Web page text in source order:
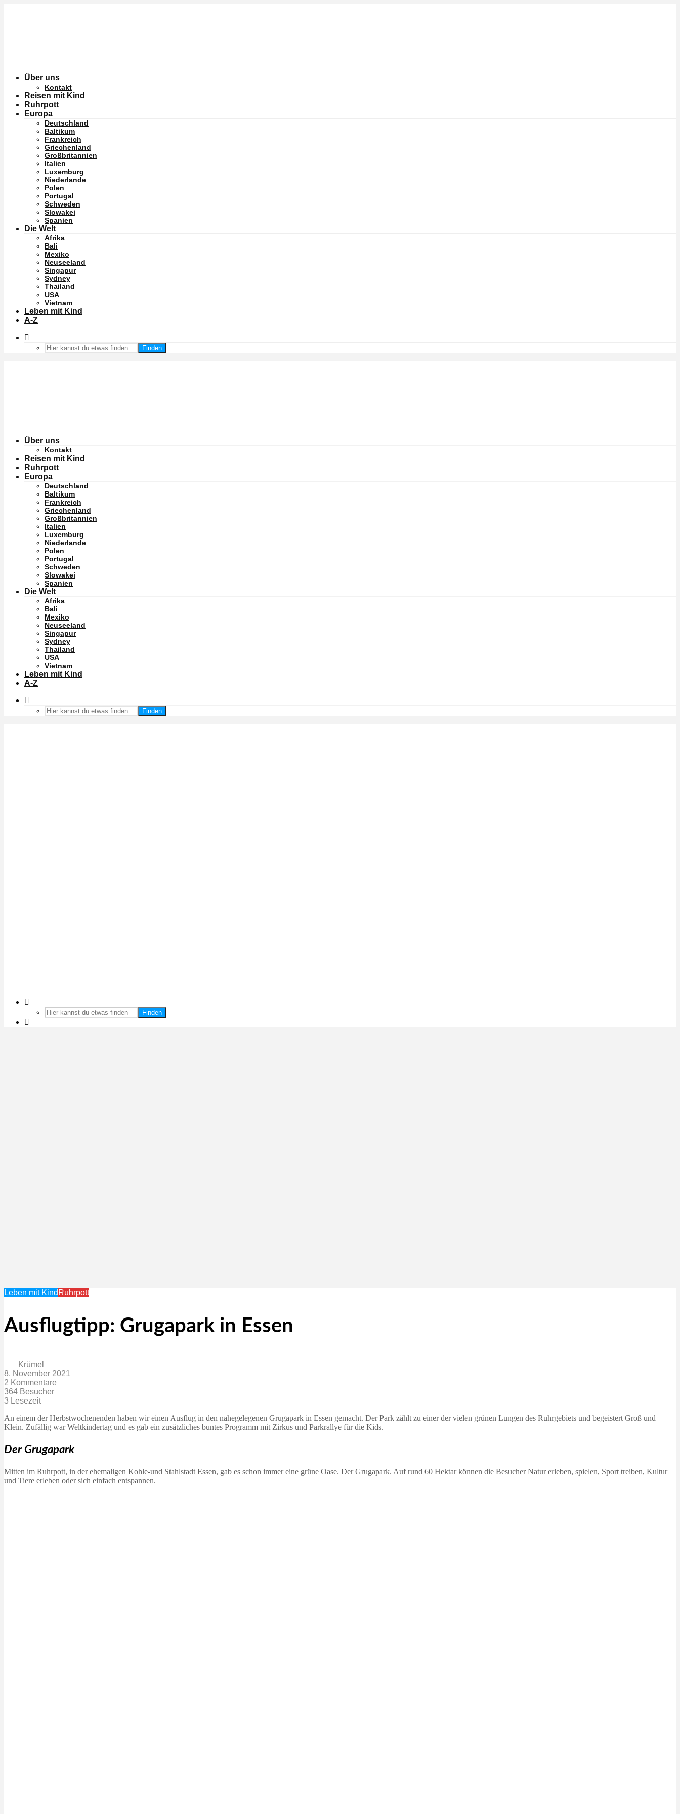
Über uns
Kontakt
Reisen mit Kind
Ruhrpott
Europa
Deutschland
Baltikum
Frankreich
Griechenland
Großbritannien
Italien
Luxemburg
Niederlande
Polen
Portugal
Schweden
Slowakei
Spanien
Die Welt
Afrika
Bali
Mexiko
Neuseeland
Singapur
Sydney
Thailand
USA
Vietnam
Leben mit Kind
A-Z
Finden
Über uns
Kontakt
Reisen mit Kind
Ruhrpott
Europa
Deutschland
Baltikum
Frankreich
Griechenland
Großbritannien
Italien
Luxemburg
Niederlande
Polen
Portugal
Schweden
Slowakei
Spanien
Die Welt
Afrika
Bali
Mexiko
Neuseeland
Singapur
Sydney
Thailand
USA
Vietnam
Leben mit Kind
A-Z
Finden
Finden
Leben mit Kind Ruhrpott
Ausflugtipp: Grugapark in Essen
Krümel
8. November 2021
2 Kommentare
364 Besucher
3 Lesezeit
An einem der Herbstwochenenden haben wir einen Ausflug in den nahegelegenen Grugapark in Essen gemacht. Der Park zählt zu einer der vielen grünen Lungen des Ruhrgebiets und begeistert Groß und
Klein. Zufällig war Weltkindertag und es gab ein zusätzliches buntes Programm mit Zirkus und Parkrallye für die Kids.
Der Grugapark
Mitten im Ruhrpott, in der ehemaligen Kohle-und Stahlstadt Essen, gab es schon immer eine grüne Oase. Der Grugapark. Auf rund 60 Hektar können die Besucher Natur erleben, spielen, Sport treiben, Kultur
und Tiere erleben oder sich einfach entspannen.